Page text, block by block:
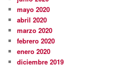
mayo 2020
abril 2020
marzo 2020
febrero 2020
enero 2020
diciembre 2019